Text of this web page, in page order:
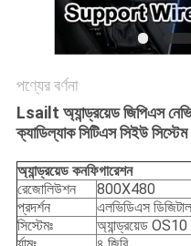
পণ্যের বর্ণনা
Lsailt অ্যান্ড্রয়েড জিপিএস
ক্যাডিল্যাক সিটিএস সিইউ সিস্টেম
অ্যান্ড্রয়েড কনফিগারেশন
রেজোলিউশন
800X480
প্রদর্শন
এলভিডিএস
সিস্টেমঃ
অ্যান্ড্রয়েড OS10